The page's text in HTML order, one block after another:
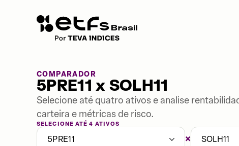
COMPARADOR
5PRE11 x SOLH11
Selecione até quatro ativos e analise
carteira e métricas de risco.
SELECIONE ATÉ 4 ATIVOS
5PRE11 × SOLH11